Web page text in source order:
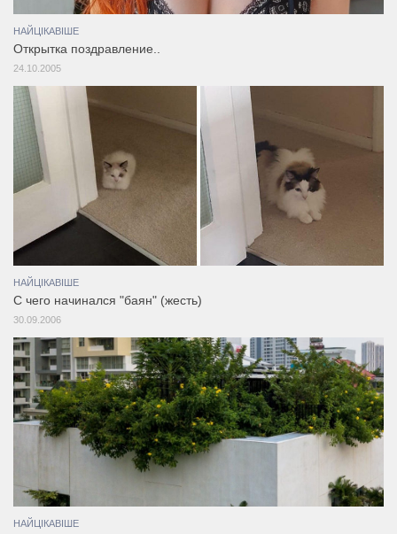
НАЙЦІКАВІШЕ
Открытка поздравление..
24.10.2005
НАЙЦІКАВІШЕ
С чего начинался "баян" (жесть)
30.09.2006
НАЙЦІКАВІШЕ